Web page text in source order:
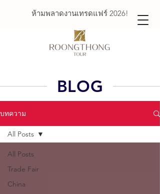
ห้ามพลาดงานเทรดแฟร์ 2026!
BLOG
บทความ
All Posts
Trade Fair
China
All Posts